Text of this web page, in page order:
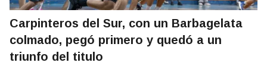
Carpinteros del Sur, con un Barbagelata
colmado, pegó primero y quedó a un
triunfo del titulo